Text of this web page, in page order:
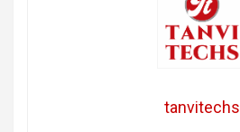
tanvitechs